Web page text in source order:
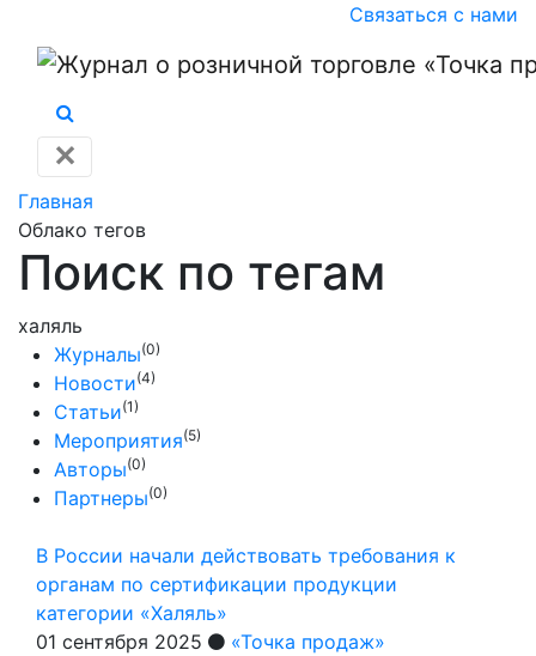
Связаться с нами
✕
Главная
Облако тегов
Поиск по тегам
халяль
Журналы(0)
Новости(4)
Статьи(1)
Мероприятия(5)
Авторы(0)
Партнеры(0)
В России начали действовать требования к
органам по сертификации продукции
категории «Халяль»
01 сентября 2025
«Точка продаж»